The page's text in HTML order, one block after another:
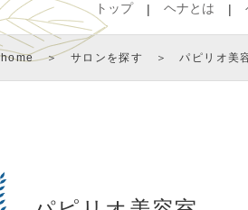
トップ ヘナとは
home＞ サロンを探す ＞ パピリオ美